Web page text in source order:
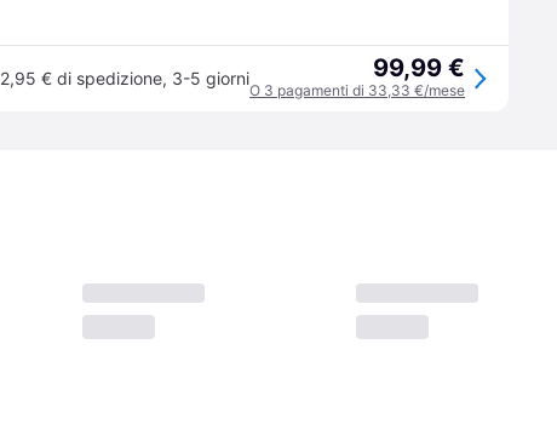
2,95 € di spedizione, 3-5 giorni 99,99 €
O 3 pagamenti di 33,33 €/mese